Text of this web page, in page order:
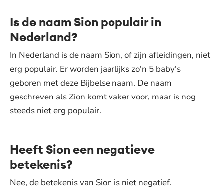
Is de naam Sion populair in
Nederland?
In Nederland is de naam Sion, of zijn afleidingen, niet
erg populair. Er worden jaarlijks zo'n 5 baby's
geboren met deze Bijbelse naam. De naam
geschreven als Zion komt vaker voor, maar is nog
steeds niet erg populair.
Heeft Sion een negatieve
betekenis?
Nee, de betekenis van Sion is niet negatief.